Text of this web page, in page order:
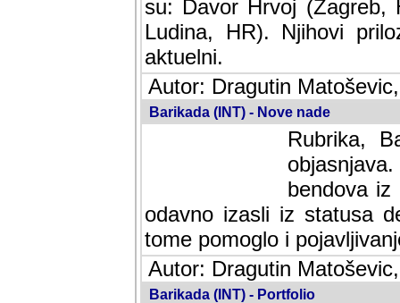
su: Davor Hrvoj (Zagreb,
Ludina, HR). Njihovi
aktuelni.
Autor: Dragutin
Barikada (INT) - Nove nade
Rubrika,
bendova
odavno izasli iz statusa
tome pomoglo i
Autor: Dragutin
Barikada (INT) - Portfolio